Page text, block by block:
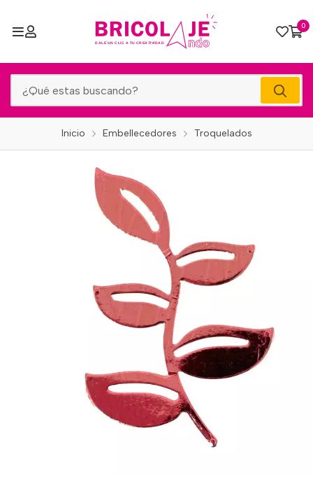
0
Inicio Embellecedores Troquelados